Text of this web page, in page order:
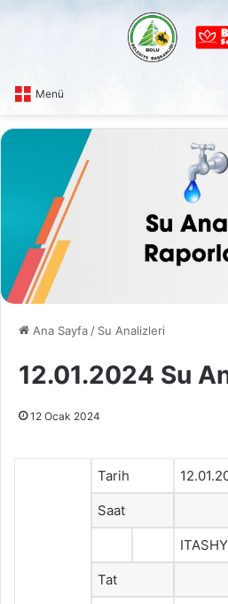
Menü
Ana Sayfa / Su Analizleri
12.01.2024 Su
12 Ocak 2024
Tarih
Saat
ITASHY
Tat